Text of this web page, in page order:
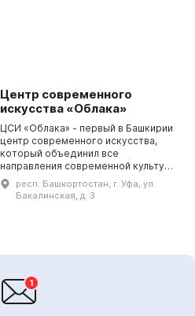
Центр современного
искусства «Облака»
ЦСИ «Облака» - первый в Башкирии
центр современного искусства,
который объединил все
направления современной культуры
республики: изобразительное
искусство, музыку, литературу,
мультимедийную галерею....
респ. Башкортостан, г. Уфа, ул.
Бакалинская, д. 3